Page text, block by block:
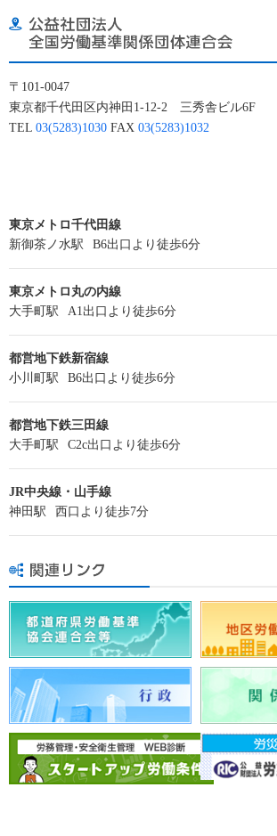
〒101-0047
東京都千代田区内神田1-12-2 三秀舎ビル6F
TEL 03(5283)1030 FAX 03(5283)1032
東京メトロ千代田線
新御茶ノ水駅
B6出口より徒歩6分
東京メトロ丸の内線
大手町駅
A1出口より徒歩6分
都営地下鉄新宿線
小川町駅
B6出口より徒歩6分
都営地下鉄三田線
大手町駅
C2c出口より徒歩6分
JR中央線・山手線
神田駅
西口より徒歩7分